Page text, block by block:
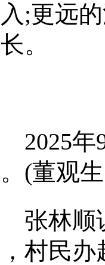
;更远
。
年9
(董观
林顺说
村民办